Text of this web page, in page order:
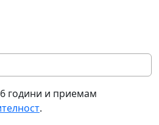
години и приемам
.